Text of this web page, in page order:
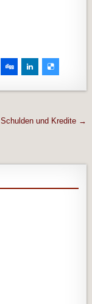
Schulden und Kredite →